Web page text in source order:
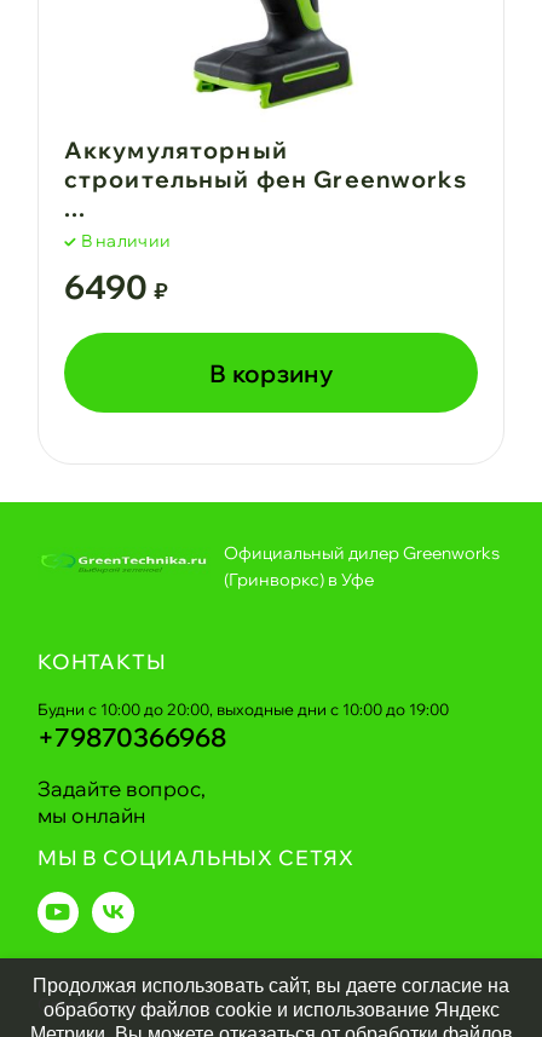
Аккумуляторный
строительный фен Greenworks
...
В наличии
6490 ₽
В корзину
Официальный дилер Greenworks
(Гринворкс) в Уфе
КОНТАКТЫ
Будни с 10:00 до 20:00, выходные дни с 10:00 до 19:00
+79870366968
Задайте вопрос,
мы онлайн
МЫ В СОЦИАЛЬНЫХ СЕТЯХ
Greentechnika.ru2026
Продолжая использовать сайт, вы даете согласие на
обработку файлов cookie и использование Яндекс